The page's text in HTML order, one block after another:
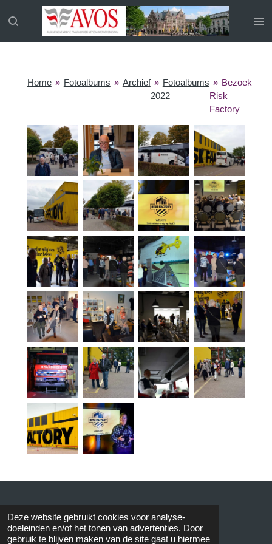
Deze website gebruikt cookies voor analyse-
doeleinden en/of het tonen van advertenties. Door
gebruik te blijven maken van de site gaat u hiermee
direct
Home » Fotoalbums » Archief » Fotoalbums
2022
» Bezoek
Risk
Factory
© 2015 AVOS